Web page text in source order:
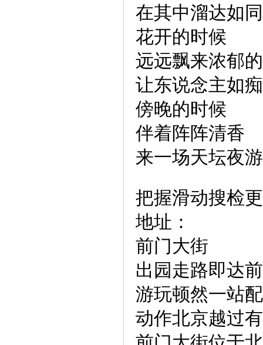
在其中溜达如
花开的时候
远远飘来浓郁
让东说念主如
傍晚的时候
伴着阵阵清香
来一场天坛夜
把握滑动搜检
地址：
前门大街
出园走路即达
游玩顿然一站
动作北京越过